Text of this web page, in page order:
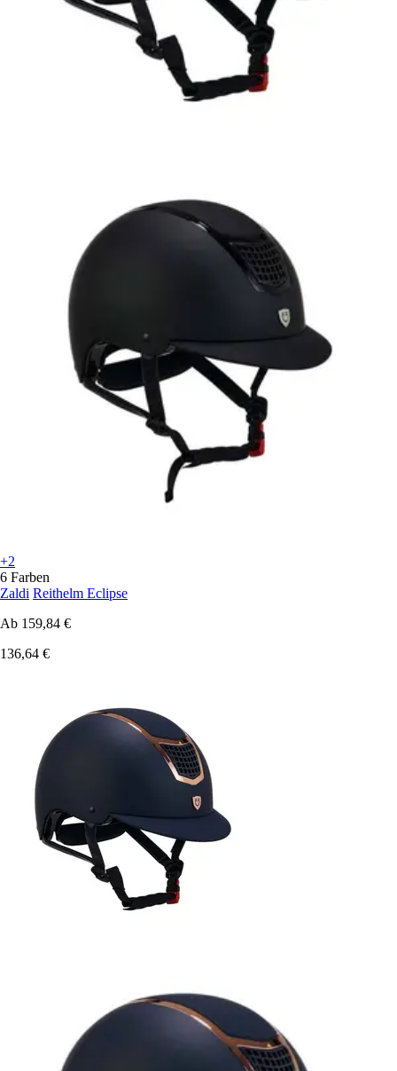
+2
6 Farben
Zaldi Reithelm Eclipse
Ab 159,84 €
136,64 €